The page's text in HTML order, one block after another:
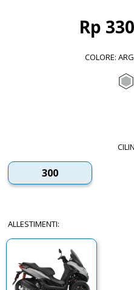
Rp
COLORE:
300
ALLESTIMENTI: